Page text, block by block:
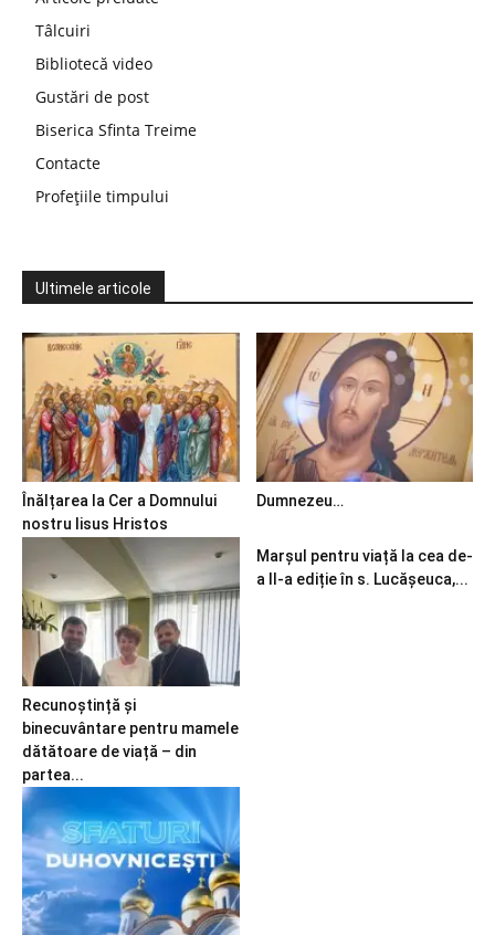
Tâlcuiri
Bibliotecă video
Gustări de post
Biserica Sfinta Treime
Contacte
Profețiile timpului
Ultimele articole
Înălțarea la Cer a Domnului
nostru Iisus Hristos
Dumnezeu…
Recunoștință și
binecuvântare pentru mamele
dătătoare de viață – din
partea...
Marșul pentru viață la cea de-
a II-a ediție în s. Lucășeuca,...